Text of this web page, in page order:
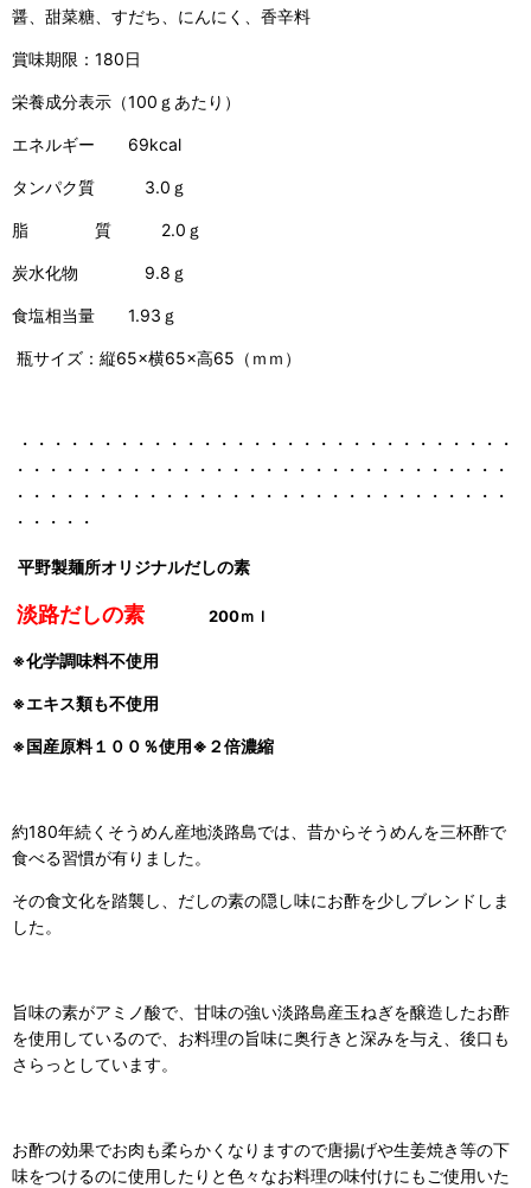
醤、甜菜糖、すだち、にんにく、香辛料
賞味期限：180日
栄養成分表示（100ｇあたり）
エネルギー 69kcal
タンパク質 3.0ｇ
脂 質 2.0ｇ
炭水化物 9.8ｇ
食塩相当量 1.93ｇ
瓶サイズ：縦65×横65×高65（ｍｍ）
・・・・・・・・・・・・・・・・・・・・・・・・・・・・・・
・・・・・・・・・・・・・・・・・・・・・・・・・・・・・・
・・・・・・・・・・・・・・・・・・・・・・・・・・・・・・
・・・・・
平野製麺所オリジナルだしの素
淡路だしの素 200ｍｌ
※化学調味料不使用
※エキス類も不使用
※国産原料１００％使用※２倍濃縮
約180年続くそうめん産地淡路島では、昔からそうめんを三杯酢で
食べる習慣が有りました。
その食文化を踏襲し、だしの素の隠し味にお酢を少しブレンドしま
した。
旨味の素がアミノ酸で、甘味の強い淡路島産玉ねぎを醸造したお酢
を使用しているので、お料理の旨味に奥行きと深みを与え、後口も
さらっとしています。
お酢の効果でお肉も柔らかくなりますので唐揚げや生姜焼き等の下
味をつけるのに使用したりと色々なお料理の味付けにもご使用いた